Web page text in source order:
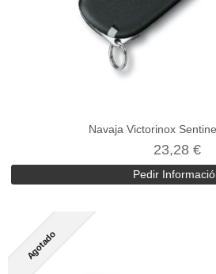
Navaja Victorinox
23,28 €
Pedir
Agotado